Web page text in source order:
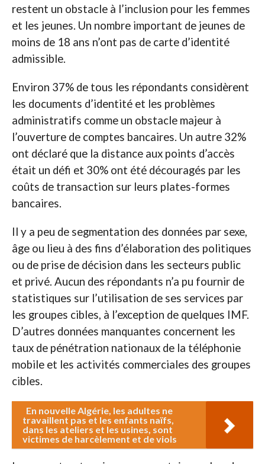
restent un obstacle à l’inclusion pour les femmes
et les jeunes. Un nombre important de jeunes de
moins de 18 ans n’ont pas de carte d’identité
admissible.
Environ 37% de tous les répondants considèrent
les documents d’identité et les problèmes
administratifs comme un obstacle majeur à
l’ouverture de comptes bancaires. Un autre 32%
ont déclaré que la distance aux points d’accès
était un défi et 30% ont été découragés par les
coûts de transaction sur leurs plates-formes
bancaires.
Il y a peu de segmentation des données par sexe,
âge ou lieu à des fins d’élaboration des politiques
ou de prise de décision dans les secteurs public
et privé. Aucun des répondants n’a pu fournir de
statistiques sur l’utilisation de ses services par
les groupes cibles, à l’exception de quelques IMF.
D’autres données manquantes concernent les
taux de pénétration nationaux de la téléphonie
mobile et les activités commerciales des groupes
cibles.
En nouvelle Algérie, les adultes ne
travaillent pas et les enfants naïfs,
dans les ateliers et les usines, sont
victimes de harcèlement et de viols